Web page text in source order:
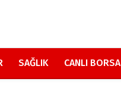
SAĞLIK CANLI BORSA